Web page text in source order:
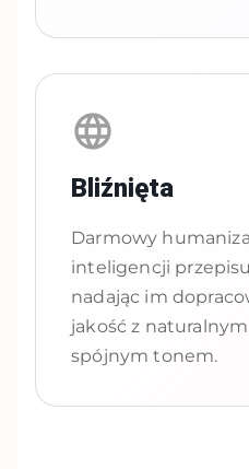
Bliźnięta
Darmowy
inteligencji
nadając im
jakość z
spójnym tonem.